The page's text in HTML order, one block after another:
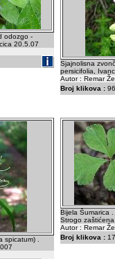
odozgo -
20.5.07
Sjajnolisna
persicifolia,
Autor : Remar
Broj klikova : 96
spicatum) .
Bijela Šumarica .
Strogo
Autor : Remar
Broj klikova :